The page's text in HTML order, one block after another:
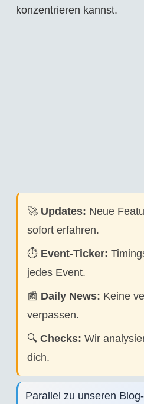
konzentrieren kannst.
🚀 Updates: Neue
sofort erfahren.
⏱️ Event-Ticker:
jedes Event.
📰 Daily News: Keine
verpassen.
🔍 Checks: Wir
dich.
Parallel zu unseren